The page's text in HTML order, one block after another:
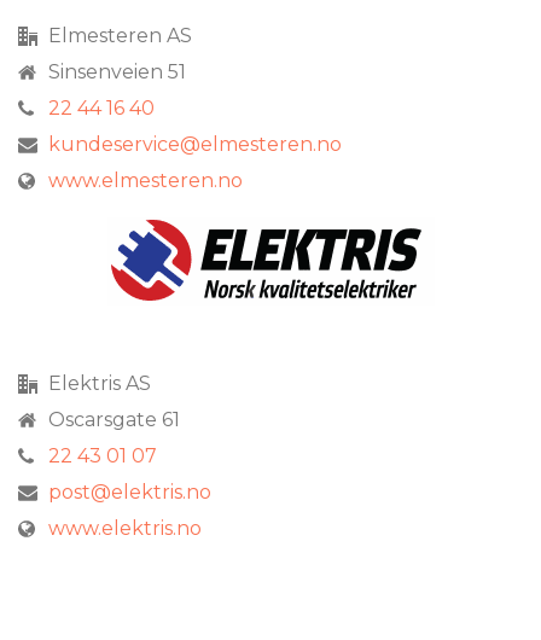
Elmesteren AS
Sinsenveien 51
22 44 16 40
kundeservice@elmesteren.no
www.elmesteren.no
Elektris AS
Oscarsgate 61
22 43 01 07
post@elektris.no
www.elektris.no